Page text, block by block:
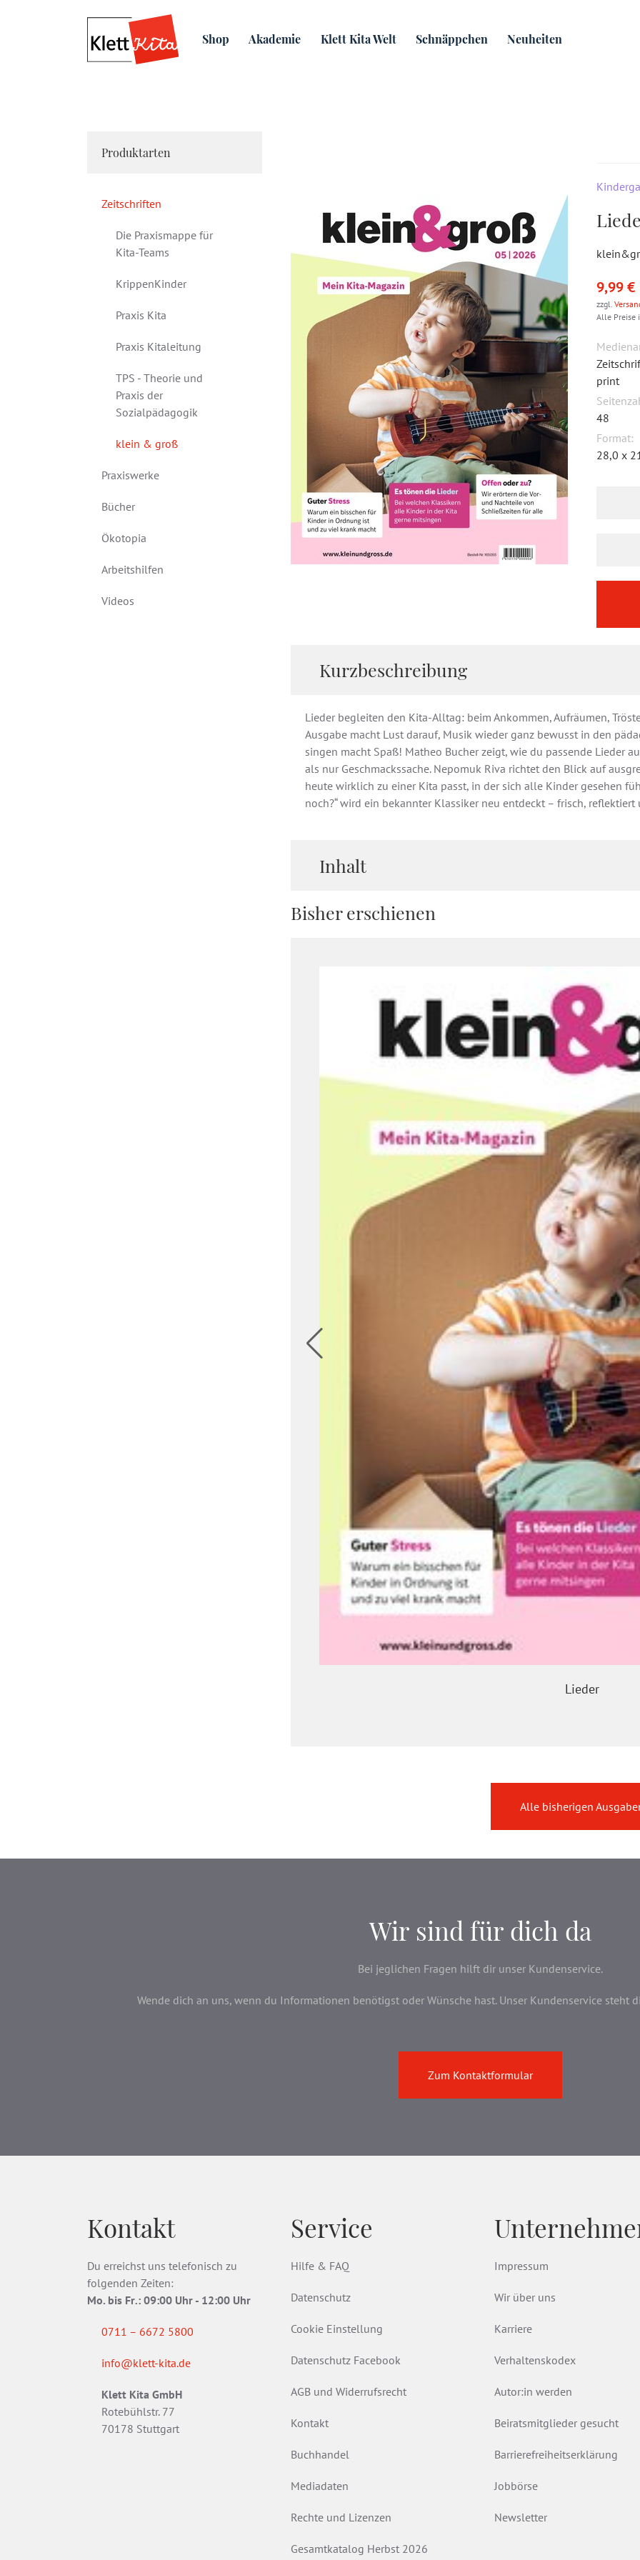
Shop Akademie Klett Kita Welt Schnäppchen Neuheiten
Zeitschriften klein & groß Lieder
Produktarten
Zeitschriften
Die Praxismappe für
Kita-Teams
KrippenKinder
Praxis Kita
Praxis Kitaleitung
TPS - Theorie und
Praxis der
Sozialpädagogik
klein & groß
Praxiswerke
Bücher
Ökotopia
Arbeitshilfen
Videos
9,99 €
zzgl.
Alle Preise
print
48
Format:
28,0 x
Kurzbeschreibung
Lieder begleiten den Kita-Alltag: beim Ankommen, Aufräumen,
Ausgabe macht Lust darauf, Musik wieder ganz bewusst in den
singen macht Spaß! Matheo Bucher zeigt, wie du passende Lieder
als nur Geschmackssache. Nepomuk Riva richtet den Blick auf
heute wirklich zu einer Kita passt, in der sich alle Kinder gesehen
noch?“ wird ein bekannter Klassiker neu entdeckt – frisch,
Inhalt
Bisher erschienen
Lieder
Alle bisherigen
Wir sind für dich da
Bei jeglichen Fragen hilft dir unser Kundenservice.
Wende dich an uns, wenn du Informationen benötigst oder Wünsche hast. Unser Kundenservice steht
Zum Kontaktformular
Kontakt
Du erreichst uns telefonisch zu
folgenden Zeiten:
Mo. bis Fr.: 09:00 Uhr - 12:00 Uhr
0711 – 6672 5800
info@klett-kita.de
Klett Kita GmbH
Rotebühlstr. 77
70178 Stuttgart
Service
Hilfe & FAQ
Datenschutz
Cookie Einstellung
Datenschutz Facebook
AGB und Widerrufsrecht
Kontakt
Buchhandel
Mediadaten
Rechte und Lizenzen
Gesamtkatalog Herbst 2026
Impressum
Wir über uns
Karriere
Verhaltenskodex
Autor:in werden
Beiratsmitglieder gesucht
Barrierefreiheitserklärung
Jobbörse
Newsletter